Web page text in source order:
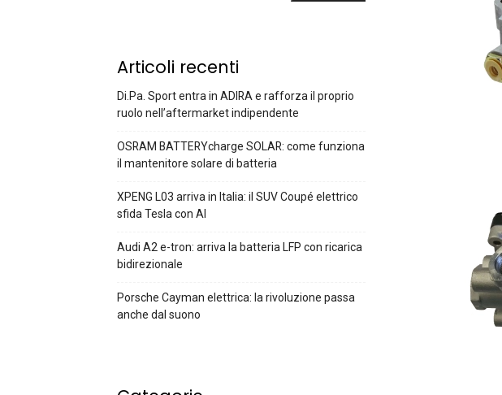
Articoli recenti
Di.Pa. Sport entra in ADIRA e rafforza il proprio
ruolo nell’aftermarket indipendente
OSRAM BATTERYcharge SOLAR: come funziona
il mantenitore solare di batteria
XPENG L03 arriva in Italia: il SUV Coupé elettrico
sfida Tesla con AI
Audi A2 e-tron: arriva la batteria LFP con ricarica
bidirezionale
Porsche Cayman elettrica: la rivoluzione passa
anche dal suono